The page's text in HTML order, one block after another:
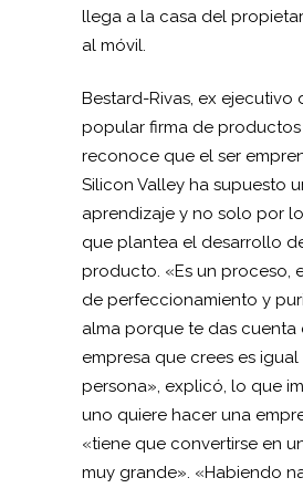
llega a la casa del
al móvil.
Bestard-Rivas, ex ejecutivo
popular firma de productos
reconoce que el ser
Silicon Valley ha supuesto
aprendizaje y no solo por
que plantea el desarrollo
producto. «Es un proceso,
de perfeccionamiento y
alma porque te das cuenta
empresa que crees es
persona», explicó, lo que
uno quiere hacer una
«tiene que convertirse en
muy grande». «Habiendo